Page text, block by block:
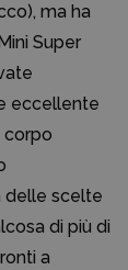
ma ha
Super
eccellente
corpo
delle scelte
di più di
a